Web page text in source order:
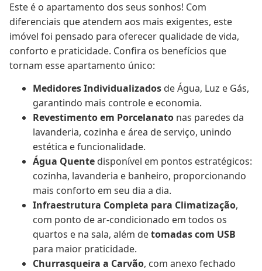
Aru00e9a Total mu00b2 81,18 Salu00e3o de festas
Playground
Sim Academia
Sim
PisoLu00e2mina/Porcelanato Sacada
Portu00e3o eletru00f4nico
Este é o apartamento dos seus sonhos! Com
diferenciais que atendem aos mais exigentes, este
imóvel foi pensado para oferecer qualidade de vida,
conforto e praticidade. Confira os benefícios que
tornam esse apartamento único:
Medidores Individualizados de Água, Luz e Gás,
garantindo mais controle e economia.
Revestimento em Porcelanato nas paredes da
lavanderia, cozinha e área de serviço, unindo
estética e funcionalidade.
Água Quente disponível em pontos estratégicos:
cozinha, lavanderia e banheiro, proporcionando
mais conforto em seu dia a dia.
Infraestrutura Completa para Climatização,
com ponto de ar-condicionado em todos os
quartos e na sala, além de tomadas com USB
para maior praticidade.
Churrasqueira a Carvão, com anexo fechado